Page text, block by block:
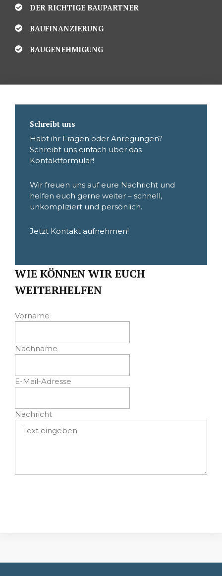
DER RICHTIGE BAUPARTNER
BAUFINANZIERUNG
BAUGENEHMIGUNG
Schreibt uns
Habt ihr Fragen oder Anregungen?
Schreibt uns einfach über das
Kontaktformular!
Wir freuen uns auf eure Nachricht und
helfen euch gerne weiter – schnell,
unkompliziert und persönlich.
Jetzt Kontakt aufnehmen!
WIE KÖNNEN WIR EUCH
WEITERHELFEN
Vorname
Nachname
E-Mail-Adresse
Nachricht